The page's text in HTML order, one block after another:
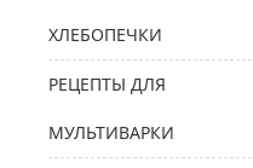
ХЛЕБОПЕЧКИ
РЕЦЕПТЫ ДЛЯ
МУЛЬТИВАРКИ